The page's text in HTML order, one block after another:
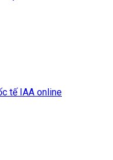
tế IAA online